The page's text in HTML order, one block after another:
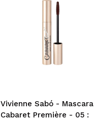
Vivienne Sabó - Mascara
Cabaret Première - 05 :